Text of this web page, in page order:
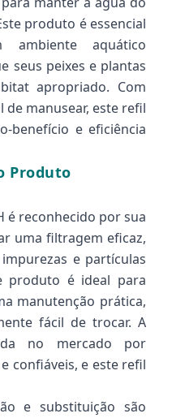
produto é essencial
aquático
seus peixes e plantas
apropriado. Com
manusear, este refil
benefício e eficiência
Produto
é reconhecido por sua
uma filtragem eficaz,
e partículas
produto é ideal para
manutenção prática,
fácil de trocar. A
no mercado por
confiáveis, e este refil
e substituição são